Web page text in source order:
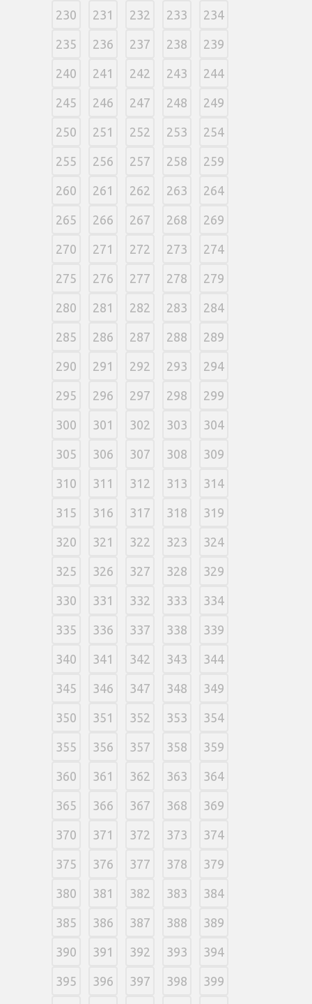
230 231 232 233 234
235 236 237 238 239
240 241 242 243 244
245 246 247 248 249
250 251 252 253 254
255 256 257 258 259
260 261 262 263 264
265 266 267 268 269
270 271 272 273 274
275 276 277 278 279
280 281 282 283 284
285 286 287 288 289
290 291 292 293 294
295 296 297 298 299
300 301 302 303 304
305 306 307 308 309
310 311 312 313 314
315 316 317 318 319
320 321 322 323 324
325 326 327 328 329
330 331 332 333 334
335 336 337 338 339
340 341 342 343 344
345 346 347 348 349
350 351 352 353 354
355 356 357 358 359
360 361 362 363 364
365 366 367 368 369
370 371 372 373 374
375 376 377 378 379
380 381 382 383 384
385 386 387 388 389
390 391 392 393 394
395 396 397 398 399